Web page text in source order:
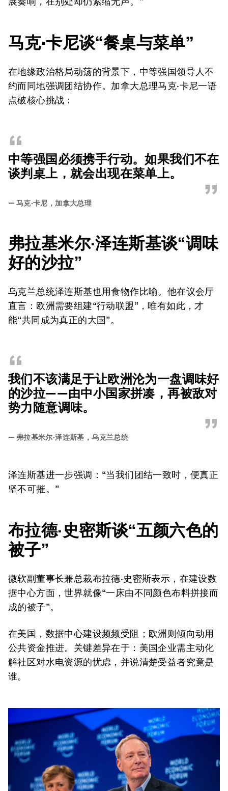
马克·卡尼谈“餐桌与菜单”
在地缘政治格局动荡的背景下，中等强国领导人不
约而同地强调团结协作。加拿大总理马克·卡尼一语
点破核心挑战：
“
中等强国必须携手行动。如果我们不在
谈判桌上，就会出现在菜单上。
”
— 马克·卡尼，加拿大总理
弗拉基米尔·泽连斯基谈“调味
好的沙拉”
乌克兰总统泽连斯基也用食物作比喻。他在议会厅
直言：欧洲需要组建“行动联盟”，唯有如此，才
能“共同成为真正的大国”。
“
我们不该满足于让欧洲沦为一盘调味好
的沙拉——由中小国家拼凑，再被敌对
势力随意调味。
”
— 弗拉基米尔·泽连斯基，乌克兰总统
泽连斯基进一步强调：“当我们团结一致时，便真正
坚不可摧。”
布拉德·史密斯谈“五颜六色的
被子”
微软副董事长兼总裁布拉德·史密斯表示，在建设数
据中心方面，世界就像“一床由不同颜色布料拼接而
成的被子”。
在美国，数据中心建设频频受阻；欧洲则倾向动用
公共资金推进。关键差异在于：美国企业需主动化
解社区对水电资源的忧虑，并说清楚受益者究竟是
谁。